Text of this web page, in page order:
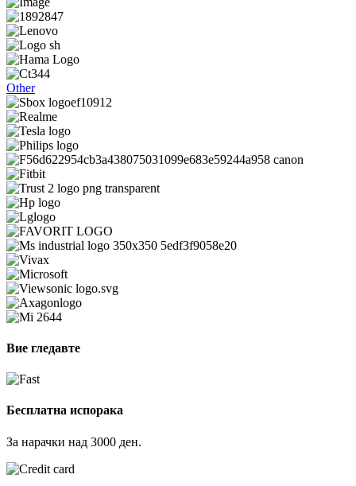
Other
Вие гледавте
Бесплатна испорака
За нарачки над 3000 ден.